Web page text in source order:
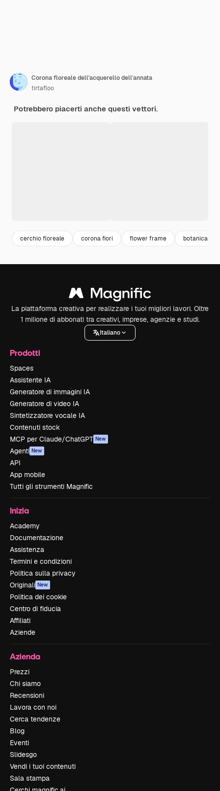
Corona floreale dell'acquerello dell'annata
tirtafloo
Potrebbero piacerti anche questi vettori.
cerchio floreale corona fiori flower frame botanical
La piattaforma creativa per realizzare i tuoi migliori lavori. Oltre
1 milione di abbonati tra creativi, imprese, agenzie e studi.
Italiano
Prodotti
Spaces
Assistente IA
Generatore di immagini IA
Generatore di video IA
Sintetizzatore vocale IA
Contenuti stock
MCP per Claude/ChatGPT New
Agenti New
API
App mobile
Tutti gli strumenti Magnific
Inizia
Academy
Documentazione
Assistenza
Termini e condizioni
Politica sulla privacy
Originali New
Politica dei cookie
Centro di fiducia
Affiliati
Aziende
Azienda
Prezzi
Chi siamo
Recensioni
Lavora con noi
Cerca tendenze
Blog
Eventi
Slidesgo
Vendi i tuoi contenuti
Sala stampa